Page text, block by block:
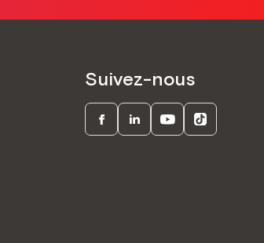
Suivez-nous